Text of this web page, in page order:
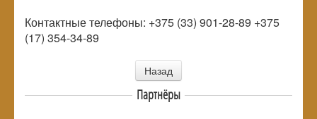
Контактные телефоны: +375 (33) 901-28-89 +375
(17) 354-34-89
Назад
Партнёры